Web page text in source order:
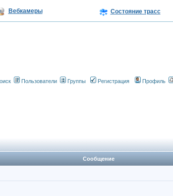
Вебкамеры Состояние трасс
Пользователи Группы Регистрация Профиль
Сообщение